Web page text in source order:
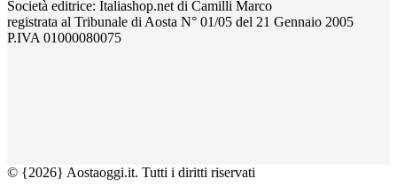
Società editrice: Italiashop.net di Camilli Marco
registrata al Tribunale di Aosta N° 01/05 del 21 Gennaio 2005
P.IVA 01000080075
© {2026} Aostaoggi.it. Tutti i diritti riservati